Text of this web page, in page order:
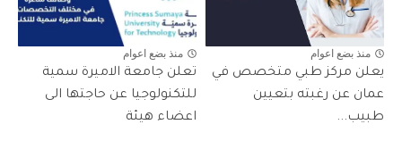
منذ بضع اعوام
يعلن مركز طبي متخصص في
عمان عن رغبته بتعيين
طبيب...
منذ بضع اعوام
تعلن جامعة الاميرة سمية
للتكنولوجيا عن حاجتها الى
اعضاء هيئة